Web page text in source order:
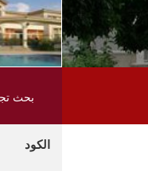
بحث
الكود